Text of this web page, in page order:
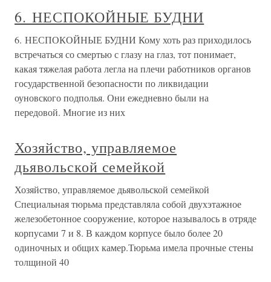
6. НЕСПОКОЙНЫЕ БУДНИ
6. НЕСПОКОЙНЫЕ БУДНИ Кому хоть раз приходилось
встречаться со смертью с глазу на глаз, тот понимает,
какая тяжелая работа легла на плечи работников органов
государственной безопасности по ликвидации
оуновского подполья. Они ежедневно были на
передовой. Многие из них
Хозяйство, управляемое
дьявольской семейкой
Хозяйство, управляемое дьявольской семейкой
Специальная тюрьма представляла собой двухэтажное
железобетонное сооружение, которое называлось в отряде
корпусами 7 и 8. В каждом корпусе было более 20
одиночных и общих камер.Тюрьма имела прочные стены
толщиной 40